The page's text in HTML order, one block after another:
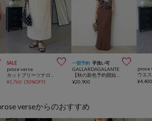
SALE 
prose verse
¥1,760 (50%OFF)
一部予約 手洗い可 
GALLARDAGALANTE
【秋の新色予約開始】【3サイズ展開/セットアップ対応】リヨセルスリットスカート
¥20,900
prose
¥
verseからのおすすめ